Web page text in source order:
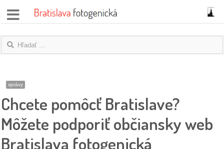
správy
názory
blogy
rozhovory
správy
Chcete pomôcť Bratislave?
Môžete podporiť občiansky web
Bratislava fotogenická